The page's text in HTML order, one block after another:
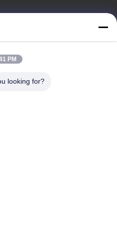
South Lixin Rd, Rua
PM
looking for?